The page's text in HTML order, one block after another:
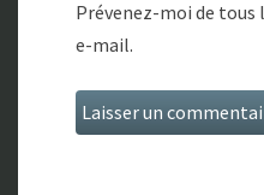
Prévenez-moi de tous
e-mail.